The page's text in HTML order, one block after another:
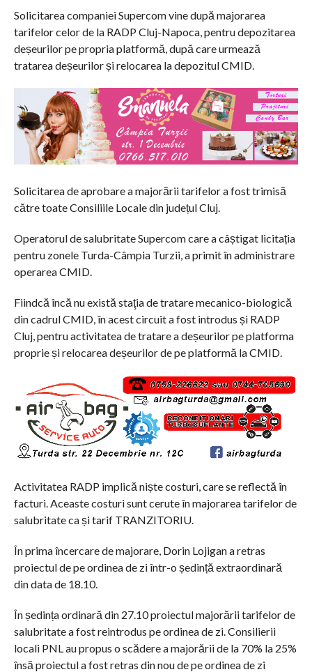
Solicitarea companiei Supercom vine după majorarea
tarifelor celor de la RADP Cluj-Napoca, pentru depozitarea
deșeurilor pe propria platformă, după care urmează
tratarea deșeurilor și relocarea la depozitul CMID.
Solicitarea de aprobare a majorării tarifelor a fost trimisă
către toate Consiliile Locale din județul Cluj.
Operatorul de salubritate Supercom care a câștigat licitația
pentru zonele Turda-Câmpia Turzii, a primit în administrare
operarea CMID.
Fiindcă încă nu există staţia de tratare mecanico-biologică
din cadrul CMID, în acest circuit a fost introdus și RADP
Cluj, pentru activitatea de tratare a deșeurilor pe platforma
proprie și relocarea deșeurilor de pe platformă la CMID.
Activitatea RADP implică niște costuri, care se reflectă în
facturi. Aceaste costuri sunt cerute în majorarea tarifelor de
salubritate ca și tarif TRANZITORIU.
În prima încercare de majorare, Dorin Lojigan a retras
proiectul de pe ordinea de zi într-o ședință extraordinară
din data de 18.10.
În ședința ordinară din 27.10 proiectul majorării tarifelor de
salubritate a fost reintrodus pe ordinea de zi. Consilierii
locali PNL au propus o scădere a majorării de la 70% la 25%
însă proiectul a fost retras din nou de pe ordinea de zi